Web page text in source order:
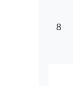
8